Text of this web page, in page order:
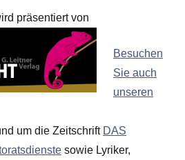
präsentiert von
Besuchen
Sie auch
unseren
um die Zeitschrift DAS
sowie Lyriker,